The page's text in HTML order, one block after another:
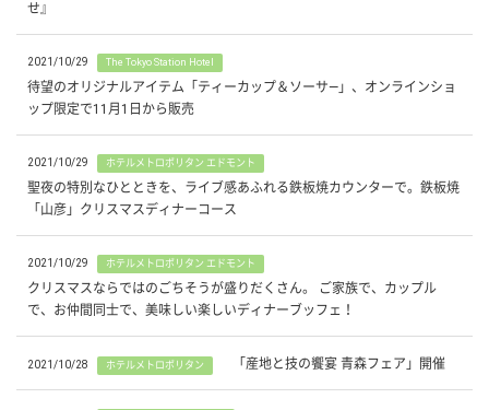
せ』
2021/10/29 The Tokyo Station Hotel
待望のオリジナルアイテム「ティーカップ＆ソーサ—」、オンラインショ
ップ限定で11月1日から販売
2021/10/29 ホテルメトロポリタン エドモント
聖夜の特別なひとときを、ライブ感あふれる鉄板焼カウンターで。鉄板焼
「山彦」クリスマスディナーコース
2021/10/29 ホテルメトロポリタン エドモント
クリスマスならではのごちそうが盛りだくさん。 ご家族で、カップル
で、お仲間同士で、美味しい楽しいディナーブッフェ！
2021/10/28 ホテルメトロポリタン 「産地と技の饗宴 青森フェア」開催